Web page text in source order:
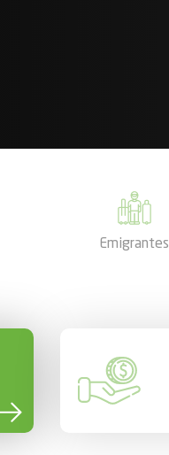
Emigrantes